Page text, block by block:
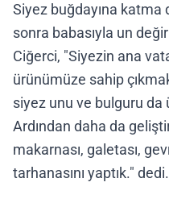
Siyez buğdayına
sonra babasıyla un
Ciğerci, "Siyezin ana
ürünümüze sahip
siyez unu ve bulguru da
Ardından daha da
makarnası, galetası,
tarhanasını yaptık." dedi.